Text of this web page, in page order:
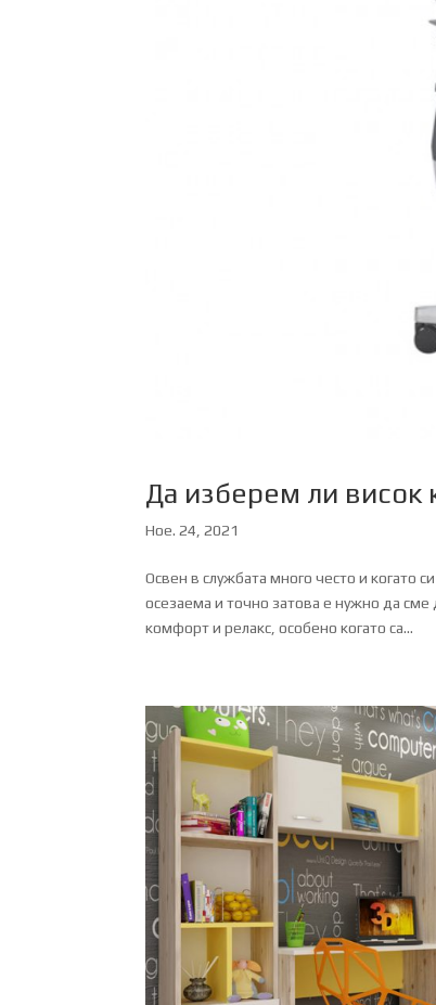
Да изберем ли висок
Ное. 24, 2021
Освен в службата много често и когато
осезаема и точно затова е нужно да
комфорт и релакс, особено когато са...